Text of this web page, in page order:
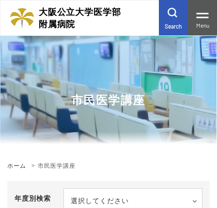
大阪公立大学医学部
附属病院
Search Menu
市民医学講座
ホーム 市民医学講座
年度別検索 選択してください